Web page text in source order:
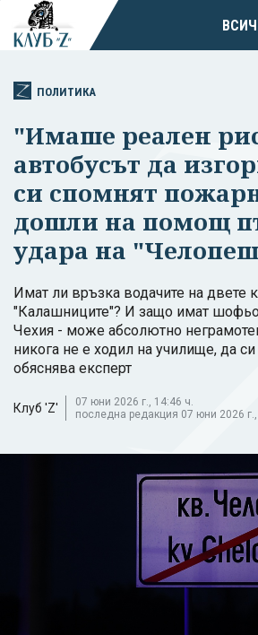
ПОЛИТИКА
"Имаше реален
автобусът да
си спомнят
дошли на помощ
удара на
Имат ли връзка водачите на двете
"Калашниците"? И защо имат
Чехия - може абсолютно
никога не е ходил на училище, да
обяснява експерт
Клуб 'Z'
07 юни 2026 г., 14:46 ч.
последна редакция 07 юни 2026